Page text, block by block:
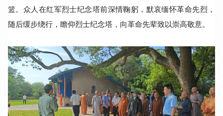
篮。众人在红军烈士纪念塔前深情鞠躬，默哀缅怀革命先烈，
随后缓步绕行，瞻仰烈士纪念塔，向革命先辈致以崇高敬意。